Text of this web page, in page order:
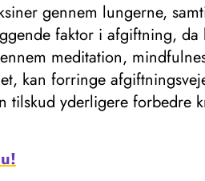
gennem lungerne,
faktor i afgiftning, da
meditation,
kan forringe
yderligere forbedre